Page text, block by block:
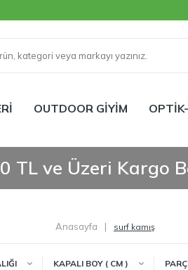
OUTDOOR GİYİM
TL ve Üzeri Kargo
Anasayfa | surf kamış
KAPALI BOY ( CM )